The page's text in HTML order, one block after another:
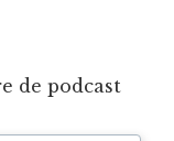
de podcast